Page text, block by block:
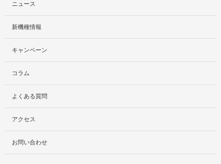
検証ルーム
料金プラン
レンタルルームプラン
お手軽検証パック
ニュース
新機種情報
キャンペーン
コラム
よくある質問
アクセス
お問い合わせ